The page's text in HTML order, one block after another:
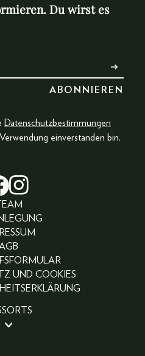
Du wirst es
Datenschutzbestimmungen
einverstanden bin.
TEAM
UND COOKIES